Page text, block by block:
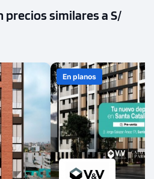
similares a S/
En planos